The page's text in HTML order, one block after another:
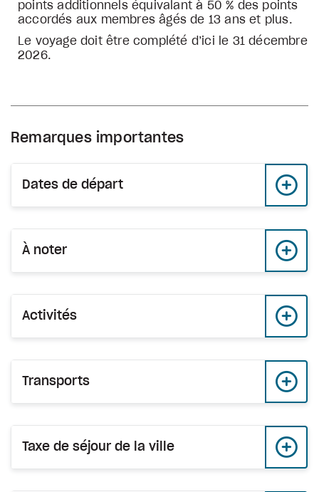
points additionnels équivalant à 50 % des points
accordés aux membres âgés de 13 ans et plus.
Le voyage doit être complété d’ici le 31 décembre
2026.
Remarques importantes
Dates de départ
À noter
Activités
Transports
Taxe de séjour de la ville